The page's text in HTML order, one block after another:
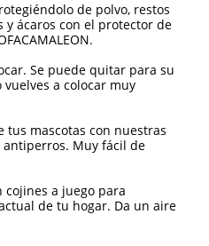
de polvo, restos
y ácaros con el protector de
Se puede quitar para su
a colocar muy
tus mascotas con nuestras
Muy fácil de
cojines a juego para
de tu hogar. Da un aire